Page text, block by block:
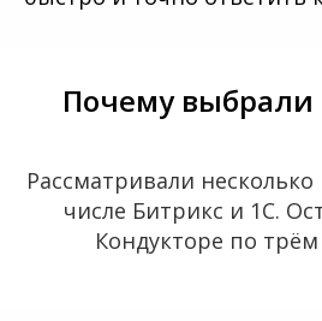
Почему выбрали
Рассматривали
числе Битрикс и 1С.
Кондукторе по